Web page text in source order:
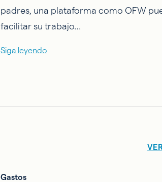
padres, una plataforma como OFW
facilitar su trabajo…
Siga leyendo
Gastos